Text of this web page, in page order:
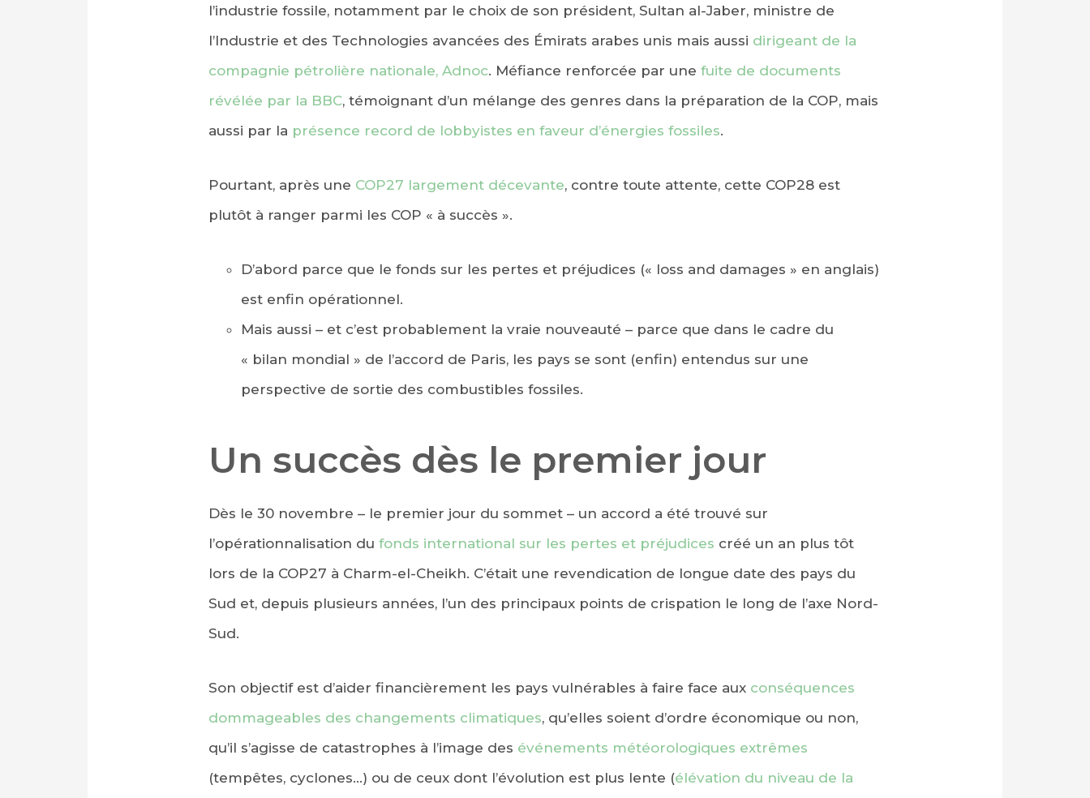
l’industrie fossile, notamment par le choix de son président, Sultan al-Jaber, ministre de
l’Industrie et des Technologies avancées des Émirats arabes unis mais aussi dirigeant de la
compagnie pétrolière nationale, Adnoc. Méfiance renforcée par une fuite de documents
révélée par la BBC, témoignant d’un mélange des genres dans la préparation de la COP, mais
aussi par la présence record de lobbyistes en faveur d’énergies fossiles.
Pourtant, après une COP27 largement décevante, contre toute attente, cette COP28 est
plutôt à ranger parmi les COP « à succès ».
D’abord parce que le fonds sur les pertes et préjudices (« loss and damages » en anglais)
est enfin opérationnel.
Mais aussi – et c’est probablement la vraie nouveauté – parce que dans le cadre du
« bilan mondial » de l’accord de Paris, les pays se sont (enfin) entendus sur une
perspective de sortie des combustibles fossiles.
Un succès dès le premier jour
Dès le 30 novembre – le premier jour du sommet – un accord a été trouvé sur
l’opérationnalisation du fonds international sur les pertes et préjudices créé un an plus tôt
lors de la COP27 à Charm-el-Cheikh. C’était une revendication de longue date des pays du
Sud et, depuis plusieurs années, l’un des principaux points de crispation le long de l’axe Nord-
Sud.
Son objectif est d’aider financièrement les pays vulnérables à faire face aux conséquences
dommageables des changements climatiques, qu’elles soient d’ordre économique ou non,
qu’il s’agisse de catastrophes à l’image des événements météorologiques extrêmes
(tempêtes, cyclones…) ou de ceux dont l’évolution est plus lente (élévation du niveau de la